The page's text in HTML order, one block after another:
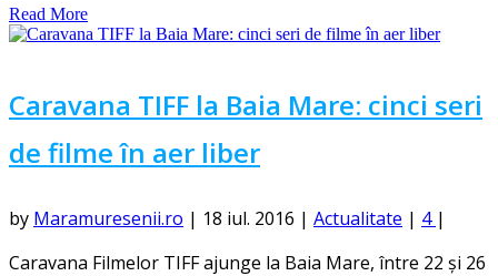
Read More
Caravana TIFF la Baia Mare: cinci seri
de filme în aer liber
by Maramuresenii.ro | 18 iul. 2016 | Actualitate | 4 |
Caravana Filmelor TIFF ajunge la Baia Mare, între 22 și 26